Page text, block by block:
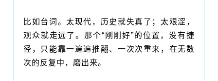
比如台词。太现代，历史就失真了；太艰涩，
观众就走远了。那个“刚刚好”的位置，没有捷
径，只能靠一遍遍推翻、一次次重来，在无数
次的反复中，磨出来。